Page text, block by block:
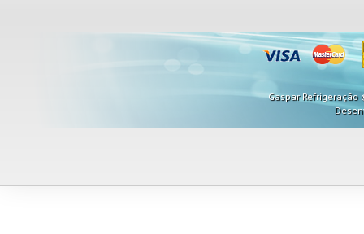
Gaspar Refrigeração